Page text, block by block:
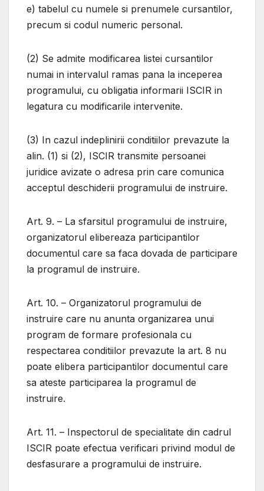
e) tabelul cu numele si prenumele cursantilor,
precum si codul numeric personal.
(2) Se admite modificarea listei cursantilor
numai in intervalul ramas pana la inceperea
programului, cu obligatia informarii ISCIR in
legatura cu modificarile intervenite.
(3) In cazul indeplinirii conditiilor prevazute la
alin. (1) si (2), ISCIR transmite persoanei
juridice avizate o adresa prin care comunica
acceptul deschiderii programului de instruire.
Art. 9. – La sfarsitul programului de instruire,
organizatorul elibereaza participantilor
documentul care sa faca dovada de participare
la programul de instruire.
Art. 10. – Organizatorul programului de
instruire care nu anunta organizarea unui
program de formare profesionala cu
respectarea conditiilor prevazute la art. 8 nu
poate elibera participantilor documentul care
sa ateste participarea la programul de
instruire.
Art. 11. – Inspectorul de specialitate din cadrul
ISCIR poate efectua verificari privind modul de
desfasurare a programului de instruire.